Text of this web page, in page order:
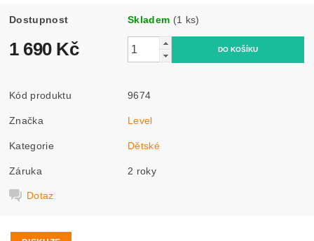
Dostupnost Skladem (1 ks)
1 690 Kč
Kód produktu 9674
Značka Level
Kategorie Dětské
Záruka 2 roky
Dotaz